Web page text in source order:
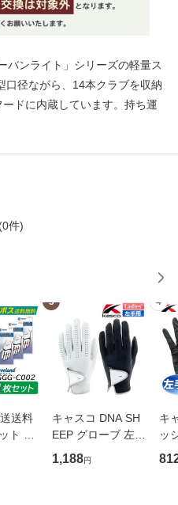
バンライト」シリーズの軽量ス
口径ながら、14本クラブを収納
ドに内蔵しています。持ち運
(0件)
送料
ト ク
グロ
手用
3
キャスコ DNA SH
EEP グローブ 左手
用 レディース GF-
2012L 天然皮革 ゴ
1,188円
4
キ
ッ
グ